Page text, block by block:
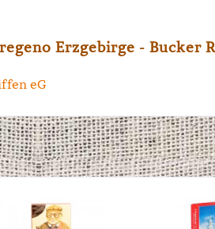
Erzgebirge - Bucker
eG